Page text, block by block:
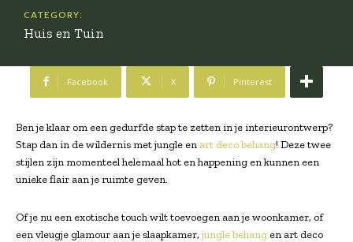
CATEGORY:
Huis en Tuin
Facebook X Pinterest
Ben je klaar om een gedurfde stap te zetten in je interieurontwerp?
Stap dan in de wildernis met jungle en art deco behang! Deze twee
stijlen zijn momenteel helemaal hot en happening en kunnen een
unieke flair aan je ruimte geven.
Of je nu een exotische touch wilt toevoegen aan je woonkamer, of
een vleugje glamour aan je slaapkamer,jungle behang en art deco